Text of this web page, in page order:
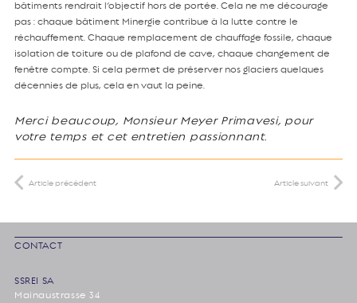
bâtiments rendrait l’objectif hors de portée. Cela ne me décourage
pas : chaque bâtiment Minergie contribue à la lutte contre le
réchauffement. Chaque remplacement de chauffage fossile, chaque
isolation de toiture ou de plafond de cave, chaque changement de
fenêtre compte. Si cela permet de préserver nos glaciers quelques
décennies de plus, cela en vaut la peine.
Merci beaucoup, Monsieur Meyer Primavesi, pour
votre temps et cet entretien passionnant.
Article précédent Article suivant
CONTACT
SSREI SA
Mainaustrasse 34